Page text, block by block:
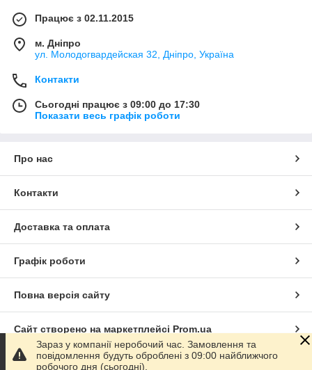
Працює з 02.11.2015
м. Дніпро
ул. Молодогвардейская 32, Дніпро, Україна
Контакти
Сьогодні працює з 09:00 до 17:30
Показати весь графік роботи
Про нас
Контакти
Доставка та оплата
Графік роботи
Повна версія сайту
Сайт створено на маркетплейсі Prom.ua
Політика конфіденційності
Зараз у компанії неробочий час. Замовлення та
повідомлення будуть оброблені з 09:00 найближчого
робочого дня (сьогодні).